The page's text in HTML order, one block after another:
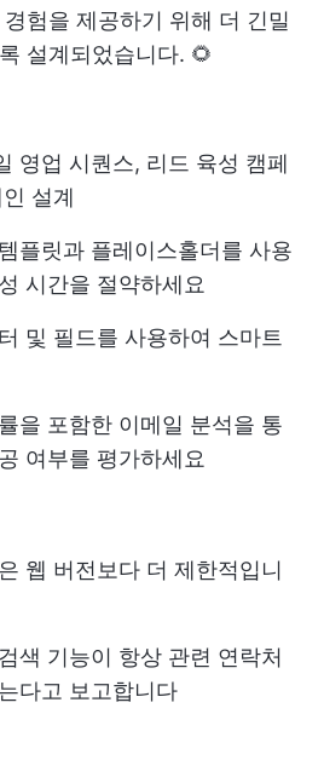
험을 제공하기 위해 더 긴밀
설계되었습니다. 🌻
영업 시퀀스, 리드 육성 캠페
설계
플릿과 플레이스홀더를 사용
시간을 절약하세요
및 필드를 사용하여 스마트
을 포함한 이메일 분석을 통
여부를 평가하세요
웹 버전보다 더 제한적입니
색 기능이 항상 관련 연락처
다고 보고합니다